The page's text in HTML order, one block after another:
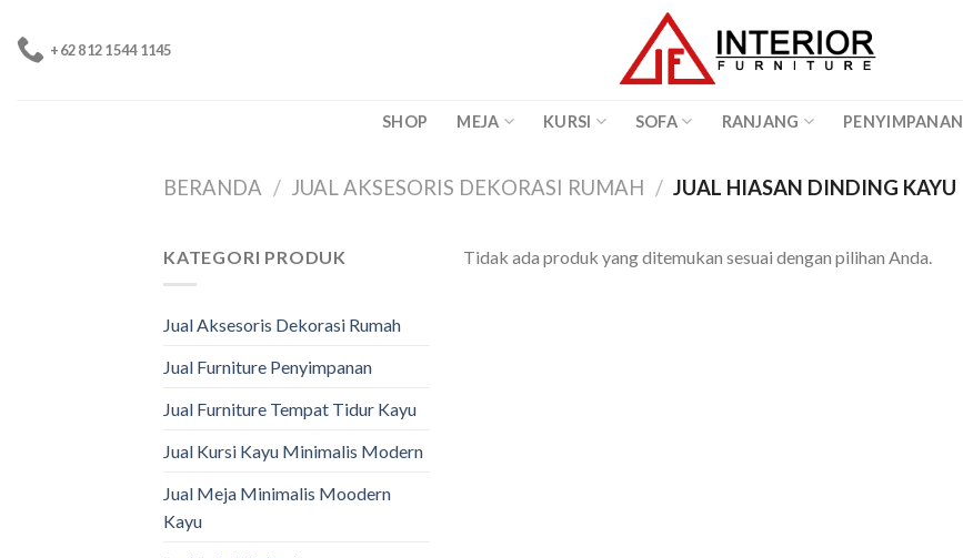
content
+62 812 1544 1145
SHOP MEJA KURSI SOFA RANJANG PENYIMPANAN
BERANDA / JUAL AKSESORIS DEKORASI RUMAH / JUAL HIASAN DINDING KAYU
KATEGORI PRODUK
Jual Aksesoris Dekorasi Rumah
Jual Furniture Penyimpanan
Jual Furniture Tempat Tidur Kayu
Jual Kursi Kayu Minimalis Modern
Jual Meja Minimalis Moodern
Kayu
Tidak ada produk yang ditemukan sesuai dengan pilihan Anda.